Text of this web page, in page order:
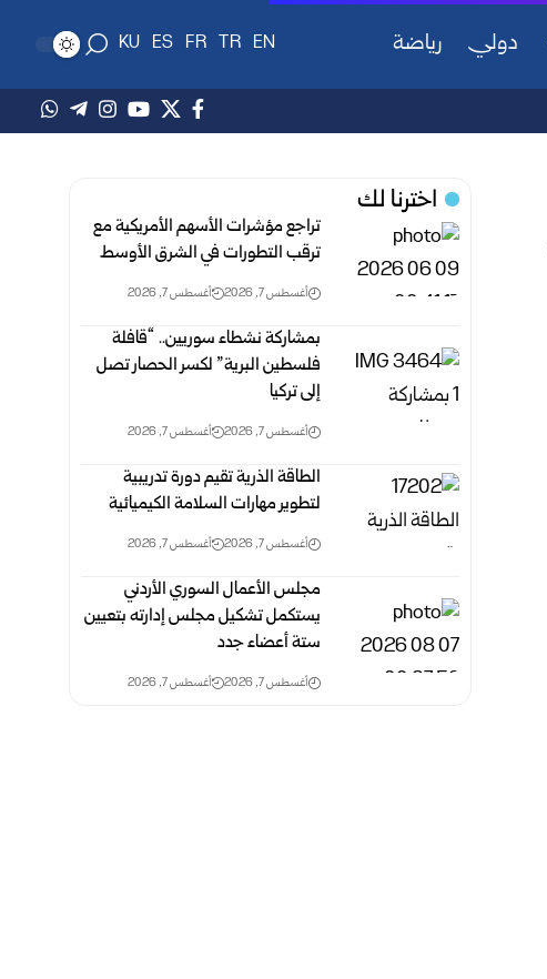
دولي رياضة EN
TR
FR
ES
KU
اخترنا لك
تراجع مؤشرات الأسهم الأمريكية مع
ترقب التطورات في الشرق الأوسط
أغسطس 7, 2026 أغسطس 7, 2026
بمشاركة نشطاء سوريين.. “قافلة
فلسطين البرية” لكسر الحصار تصل
إلى تركيا
أغسطس 7, 2026 أغسطس 7, 2026
الطاقة الذرية تقيم دورة تدريبية
لتطوير مهارات السلامة الكيميائية
أغسطس 7, 2026 أغسطس 7, 2026
مجلس الأعمال السوري الأردني
يستكمل تشكيل مجلس إدارته بتعيين
ستة أعضاء جدد
أغسطس 7, 2026 أغسطس 7, 2026